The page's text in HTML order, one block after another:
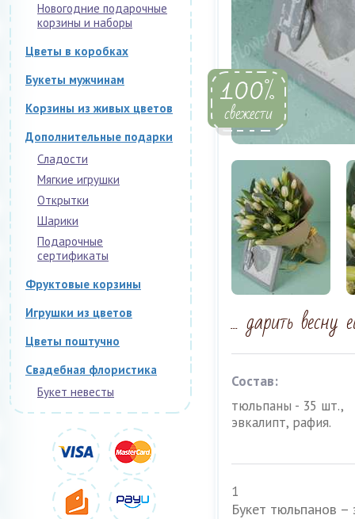
Новогодние подарочные
корзины и наборы
Цветы в коробках
Букеты мужчинам
Корзины из живых цветов
Дополнительные подарки
Сладости
Мягкие игрушки
Открытки
Шарики
Подарочные
сертификаты
Фруктовые корзины
Игрушки из цветов
Цветы поштучно
Свадебная флористика
Букет невесты
100%
свежести
... дарить весну
Состав:
тюльпаны - 35 шт.,
эвкалипт, рафия.
1
Букет тюльпанов